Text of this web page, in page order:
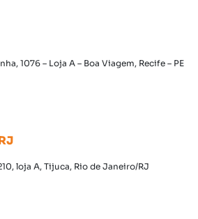
1076 – Loja A – Boa Viagem, Recife – PE
loja A, Tijuca, Rio de Janeiro/RJ